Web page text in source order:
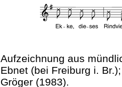
Aufzeichnung aus
Ebnet (bei Freiburg i.
Gröger (1983).